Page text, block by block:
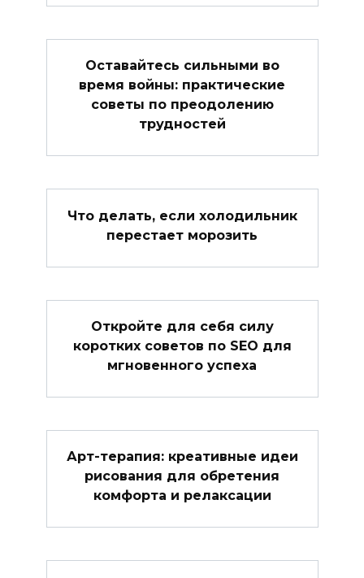
Оставайтесь сильными во
время войны: практические
советы по преодолению
трудностей
Что делать, если холодильник
перестает морозить
Откройте для себя силу
коротких советов по SEO для
мгновенного успеха
Арт-терапия: креативные идеи
рисования для обретения
комфорта и релаксации